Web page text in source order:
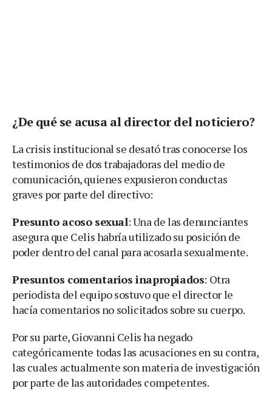
¿De qué se acusa al director del noticiero?
La crisis institucional se desató tras conocerse los
testimonios de dos trabajadoras del medio de
comunicación, quienes expusieron conductas
graves por parte del directivo:
Presunto acoso sexual: Una de las denunciantes
asegura que Celis habría utilizado su posición de
poder dentro del canal para acosarla sexualmente.
Presuntos comentarios inapropiados: Otra
periodista del equipo sostuvo que el director le
hacía comentarios no solicitados sobre su cuerpo.
Por su parte, Giovanni Celis ha negado
categóricamente todas las acusaciones en su contra,
las cuales actualmente son materia de investigación
por parte de las autoridades competentes.